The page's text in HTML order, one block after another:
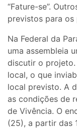
“Fature-se”.
previstos para os
Na Federal da
uma assembleia
discutir o
local, o que
local previsto. A
as condições de
de Vivência. O
(25), a partir das